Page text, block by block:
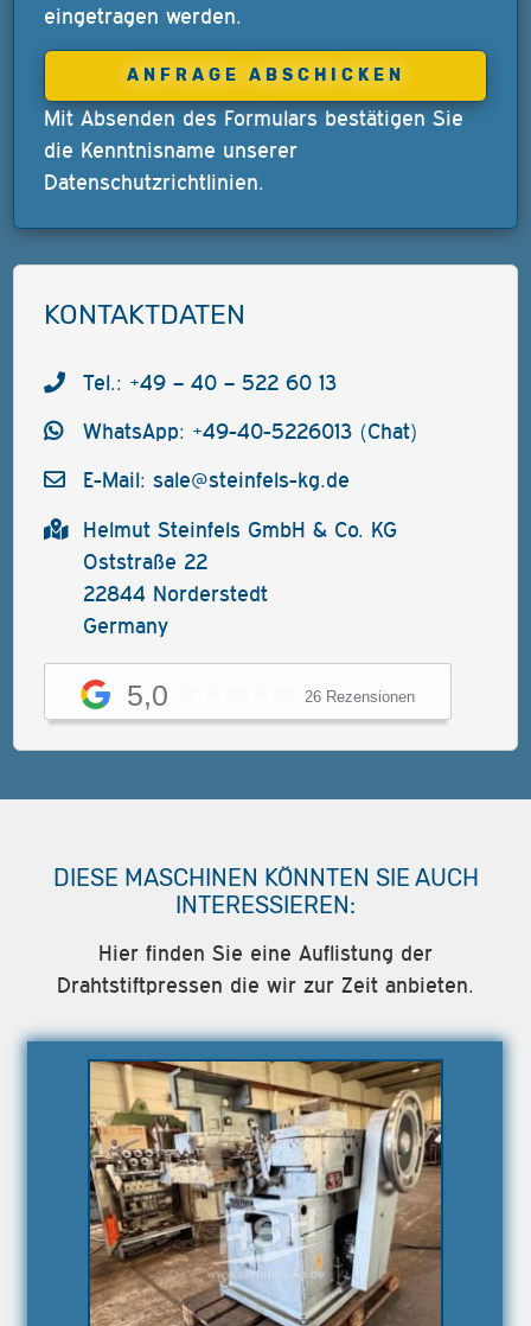
eingetragen werden.
Mit Absenden des Formulars bestätigen Sie
die Kenntnisname unserer
Datenschutzrichtlinien.
KONTAKTDATEN
Tel.: +49 – 40 – 522 60 13
WhatsApp: +49-40-5226013 (Chat)
E-Mail: sale@steinfels-kg.de
Helmut Steinfels GmbH & Co. KG
Oststraße 22
22844 Norderstedt
Germany
5,0 26 Rezensionen
DIESE MASCHINEN KÖNNTEN SIE AUCH
INTERESSIEREN:
Hier finden Sie eine Auflistung der
Drahtstiftpressen die wir zur Zeit anbieten.